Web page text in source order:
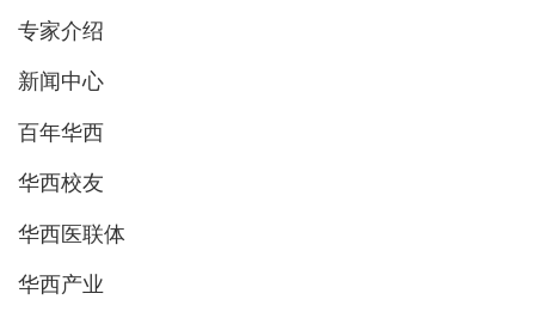
专家介绍
新闻中心
百年华西
华西校友
华西医联体
华西产业